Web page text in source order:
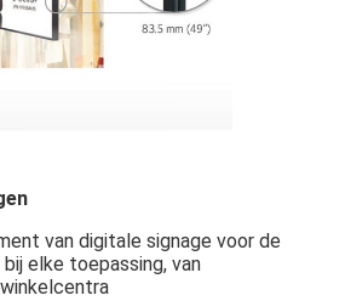
Signage
van digitale signage voor de
elke toepassing, van